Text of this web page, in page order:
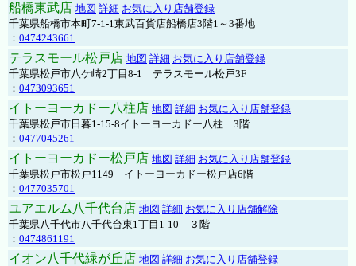
船橋東武店 地図 詳細 お気に入り店舗登録
千葉県船橋市本町7-1-1東武百貨店船橋店3階1～3番地
： 0474243661
テラスモール松戸店 地図 詳細 お気に入り店舗登録
千葉県松戸市八ケ崎2丁目8-1 テラスモール松戸3F
： 0473093651
イトーヨーカドー八柱店 地図 詳細 お気に入り店舗登録
千葉県松戸市日暮1-15-8イトーヨーカドー八柱 3階
： 0477045261
イトーヨーカドー松戸店 地図 詳細 お気に入り店舗登録
千葉県松戸市松戸1149 イトーヨーカドー松戸店6階
： 0477035701
ユアエルム八千代台店 地図 詳細 お気に入り店舗解除
千葉県八千代市八千代台東1丁目1-10 ３階
： 0474861191
イオン八千代緑が丘店 地図 詳細 お気に入り店舗登録